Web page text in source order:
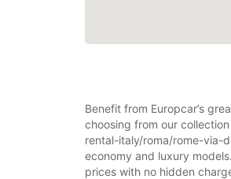
Benefit from Europcar’s
choosing from our
rental-italy/roma/rome-via-
economy and luxury
prices with no hidden